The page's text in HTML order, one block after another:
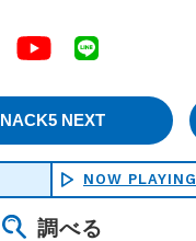
Facebook YouTube
NACK5 NEXT
NOW PLAYING
調べる